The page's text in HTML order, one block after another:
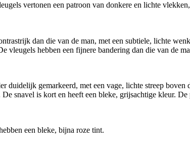
vertonen een patroon van donkere en lichte
dan die van de man, met een subtiele, lichte
hebben een fijnere bandering dan die van de
gemarkeerd, met een vage, lichte streep boven
snavel is kort en heeft een bleke, grijsachtige kleur.
een bleke, bijna roze tint.